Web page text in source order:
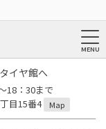
イヤ館へ
18：30まで
目15番4
Map